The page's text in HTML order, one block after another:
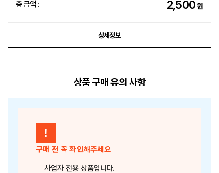
총 금액 : 2,500 원
상세정보
상품 구매 유의 사항
!
구매 전 꼭 확인해주세요
사업자 전용 상품입니다.